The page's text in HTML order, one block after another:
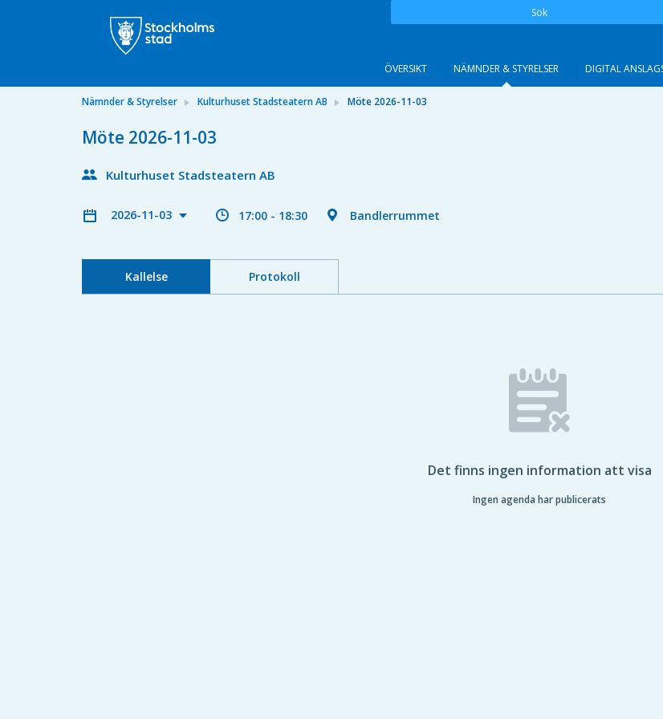
Sök
ÖVERSIKT NÄMNDER & STYRELSER DIGITAL
Nämnder & Styrelser Kulturhuset Stadsteatern AB Möte 2026-11-03
Möte 2026-11-03
Kulturhuset Stadsteatern AB
2026-11-03 17:00 - 18:30 Bandlerrummet
Kallelse Protokoll
Det finns ingen information att visa
Ingen agenda har publicerats